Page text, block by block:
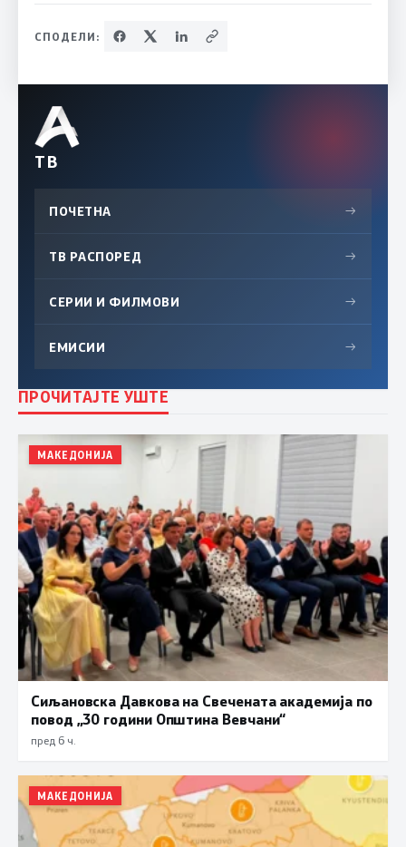
СПОДЕЛИ:
ТВ
ПОЧЕТНА →
ТВ РАСПОРЕД →
СЕРИИ И ФИЛМОВИ →
ЕМИСИИ →
ПРОЧИТАЈТЕ УШТЕ
МАКЕДОНИЈА
Сиљановска Давкова на Свечената академија по
повод „30 години Општина Вевчани“
пред 6 ч.
МАКЕДОНИЈА